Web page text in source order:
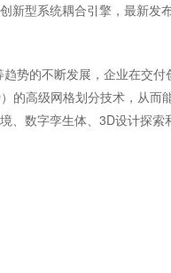
型系统耦合引擎，最新
势的不断发展，企业在交
高级网格划分技术，从
数字孪生体、3D设计探索